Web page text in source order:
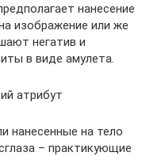
нанесение
изображение или же
негатив и
в виде амулета.
атрибут
нанесенные на тело
– практикующие